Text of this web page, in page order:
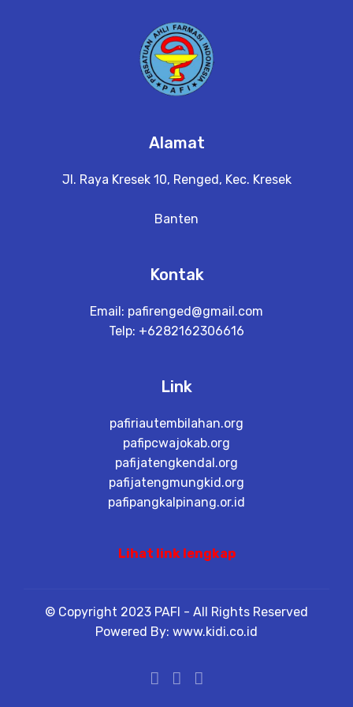
Alamat
Jl. Raya Kresek 10, Renged, Kec. Kresek
Banten
Kontak
Email: pafirenged@gmail.com
Telp: +6282162306616
Link
pafiriautembilahan.org
pafipcwajokab.org
pafijatengkendal.org
pafijatengmungkid.org
pafipangkalpinang.or.id
Lihat link lengkap
© Copyright 2023 PAFI - All Rights Reserved
Powered By: www.kidi.co.id